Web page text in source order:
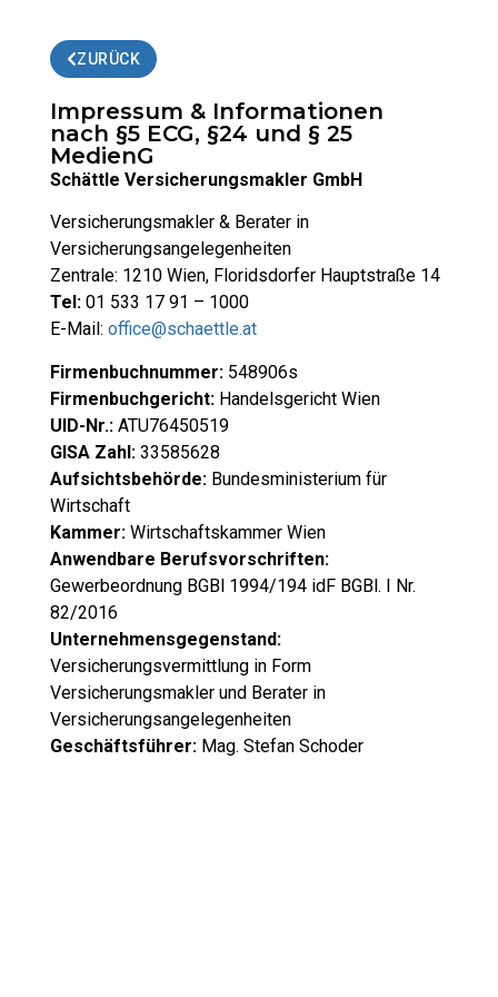
ZURÜCK
Impressum & Informationen
nach §5 ECG, §24 und § 25
MedienG
Schättle Versicherungsmakler GmbH
Versicherungsmakler & Berater in
Versicherungsangelegenheiten
Zentrale: 1210 Wien, Floridsdorfer Hauptstraße 14
Tel:01 533 17 91 – 1000
E-Mail: office@schaettle.at
Firmenbuchnummer:548906s
Firmenbuchgericht:Handelsgericht Wien
UID-Nr.:ATU76450519
GISA Zahl:33585628
Aufsichtsbehörde:Bundesministerium für
Wirtschaft
Kammer:Wirtschaftskammer Wien
Anwendbare Berufsvorschriften:
Gewerbeordnung BGBl 1994/194 idF BGBl. I Nr.
82/2016
Unternehmensgegenstand:
Versicherungsvermittlung in Form
Versicherungsmakler und Berater in
Versicherungsangelegenheiten
Geschäftsführer:Mag. Stefan Schoder